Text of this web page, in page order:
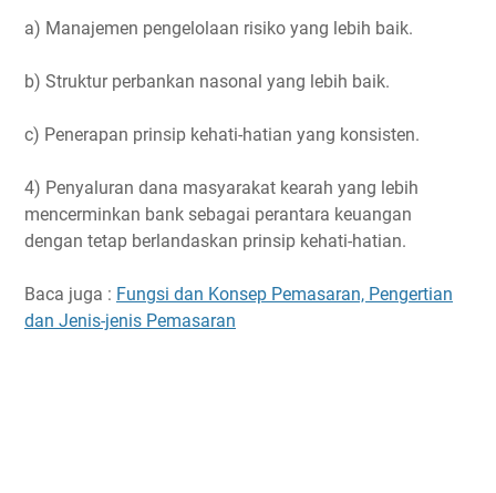
a) Manajemen pengelolaan risiko yang lebih baik.
b) Struktur perbankan nasonal yang lebih baik.
c) Penerapan prinsip kehati-hatian yang konsisten.
4) Penyaluran dana masyarakat kearah yang lebih
mencerminkan bank sebagai perantara keuangan
dengan tetap berlandaskan prinsip kehati-hatian.
Baca juga : Fungsi dan Konsep Pemasaran, Pengertian
dan Jenis-jenis Pemasaran